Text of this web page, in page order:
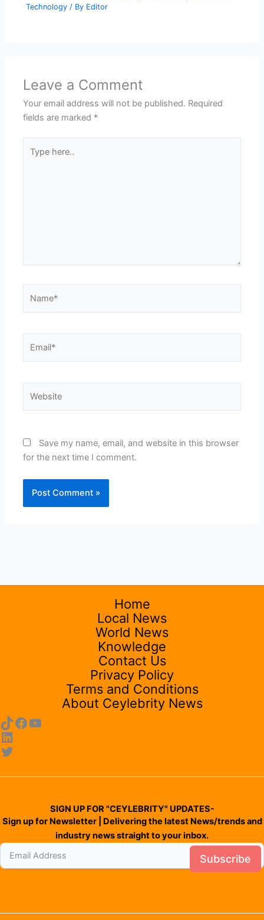
Technology / By Editor
Leave a Comment
Your email address will not be published. Required
fields are marked *
here..
Save my name, email, and website in this browser
for the next time I comment.
Home
Local News
World News
Knowledge
Contact Us
Privacy Policy
Terms and Conditions
About Ceylebrity News
SIGN UP FOR "CEYLEBRITY" UPDATES-
Sign up for Newsletter | Delivering the latest News/trends and
industry news straight to your inbox.
Subscribe